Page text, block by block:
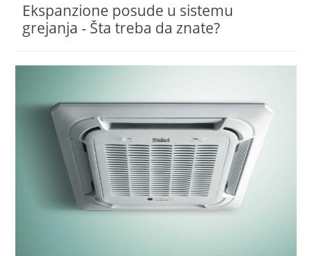
Ekspanzione posude u sistemu
grejanja - Šta treba da znate?